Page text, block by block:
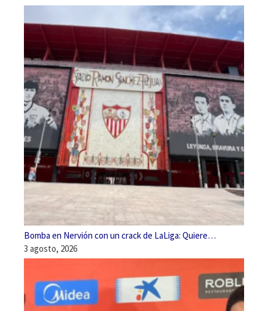
Bomba en Nervión con un crack de LaLiga: Quiere…
3 agosto, 2026